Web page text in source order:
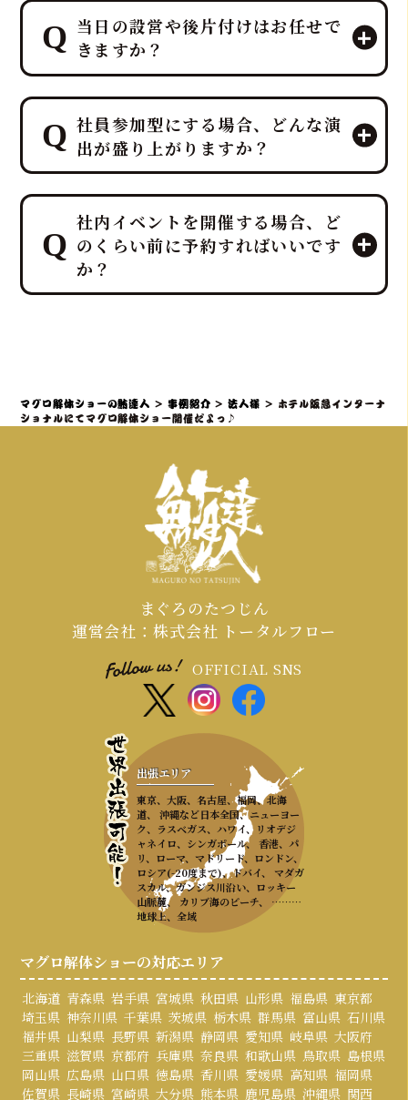
当日の設営や後片付けはお任せで
きますか？
はい、すべて「鮪達人」にお任せくだ
さい！ 幹事様や会場スタッフ様のお手
間は最小限に抑え、イベントに集中し
ていただける万全のサポート体制で臨
みます。
ホテルレベルのおもてなしをコンセプ
トにしており、企画・演出だけでな
く、設営から撤収まで全てを対応させ
ていただきます。
社員参加型にする場合、どんな演
出が盛り上がりますか？
プロのMCと、効果的なBGM・音響で
一体感のあるエンタメショーとなり、
大迫力の40キロ以上の「マグロ解体シ
ョー」や新鮮な部位の「最高の食体
験」レポートなどを通じて、会場の話
社内イベントを開催する場合、ど
のくらい前に予約すればいいです
か？
特に、大規模なイベントや、忘年会・
～4月頃）は、職人やマグロの仕入れ、
会場の調整が集中するため、お早めの
ご連絡が必須となります。
マグロ解体ショーの鮪達人 > 事例紹介 >法人様 >
ホテル阪急インターナ
ショナルにてマグロ解体ショー開催だよっ♪
まぐろのたつじん
運営会社：株式会社 トータルフロー
OFFICIAL SNS
出張エリア
東京、大阪、名古屋、福岡、北海
道、 沖縄など日本全国、ニューヨー
ク、ラスベガス、ハワイ、リオデジ
ャネイロ、シンガポール、 香港、パ
リ、ローマ、マドリード、ロンドン、
ロシア(-20度まで)、ドバイ、 マダガ
スカル、ガンジス川沿い、ロッキー
山脈麓、 カリブ海のビーチ、 ………
地球上、全域
マグロ解体ショーの対応エリア
北海道 青森県 岩手県 宮城県 秋田県 山形県 福島県 東京都
埼玉県 神奈川県 千葉県 茨城県 栃木県 群馬県 富山県 石川県
福井県 山梨県 長野県 新潟県 静岡県 愛知県 岐阜県 大阪府
三重県 滋賀県 京都府 兵庫県 奈良県 和歌山県 鳥取県 島根県
岡山県 広島県 山口県 徳島県 香川県 愛媛県 高知県 福岡県
佐賀県 長崎県 宮崎県 大分県 熊本県 鹿児島県 沖縄県 関西